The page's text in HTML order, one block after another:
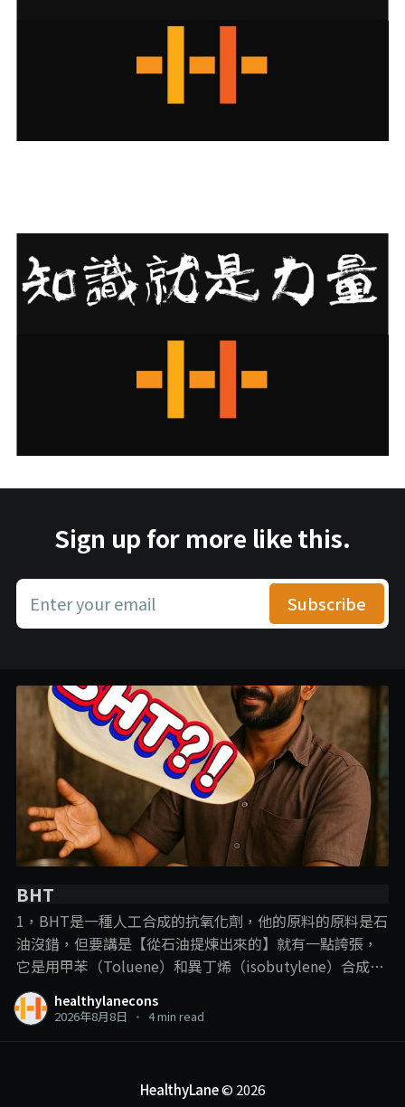
Sign up for more like this.
Enter your email Subscribe
BHT
1，BHT是一種人工合成的抗氧化劑，他的原料的原料是石
油沒錯，但要講是【從石油提煉出來的】就有一點誇張，
它是用甲苯（Toluene）和異丁烯（isobutylene）合成
的， 說BHT從石油提煉出來，就跟plastic一樣，這樣講的
目的，意思淺淺，但這裡我們就要提到一些化學常識了：
在人體中的作用就是vitamin C的作用，現在很流行的那些
高劑量vitamin C注射或點滴也都是使用合成vitamin C。
healthylanecons
2026年8月8日 • 4 min read
HealthyLane© 2026